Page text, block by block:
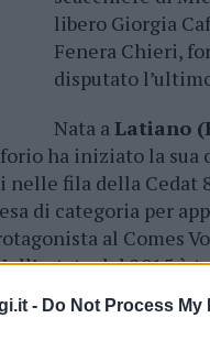
- Do Not Process
libero Giorgia
Fenera Chieri,
disputato
Nata aLatiano
ha iniziato la sua
nelle fila della Cedat
di categoria per
al Comes
del 2015 è
Soverato,
in direzione